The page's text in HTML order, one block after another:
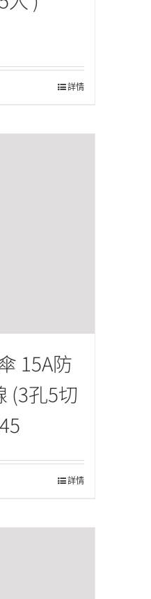
詳情
15A防
(3孔5切
詳情